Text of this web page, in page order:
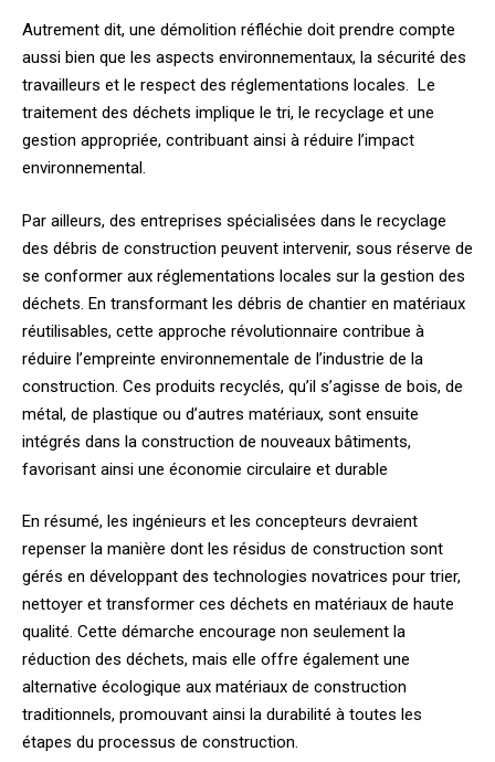
Autrement dit, une démolition réfléchie doit prendre compte
aussi bien que les aspects environnementaux, la sécurité des
travailleurs et le respect des réglementations locales. Le
traitement des déchets implique le tri, le recyclage et une
gestion appropriée, contribuant ainsi à réduire l’impact
environnemental.
Par ailleurs, des entreprises spécialisées dans le recyclage
des débris de construction peuvent intervenir, sous réserve de
se conformer aux réglementations locales sur la gestion des
déchets. En transformant les débris de chantier en matériaux
réutilisables, cette approche révolutionnaire contribue à
réduire l’empreinte environnementale de l’industrie de la
construction. Ces produits recyclés, qu’il s’agisse de bois, de
métal, de plastique ou d’autres matériaux, sont ensuite
intégrés dans la construction de nouveaux bâtiments,
favorisant ainsi une économie circulaire et durable
En résumé, les ingénieurs et les concepteurs devraient
repenser la manière dont les résidus de construction sont
gérés en développant des technologies novatrices pour trier,
nettoyer et transformer ces déchets en matériaux de haute
qualité. Cette démarche encourage non seulement la
réduction des déchets, mais elle offre également une
alternative écologique aux matériaux de construction
traditionnels, promouvant ainsi la durabilité à toutes les
étapes du processus de construction.